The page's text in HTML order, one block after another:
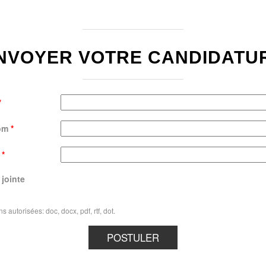
VOTRE
*
*
jointe
autorisées: doc, docx, pdf, rtf, dot.